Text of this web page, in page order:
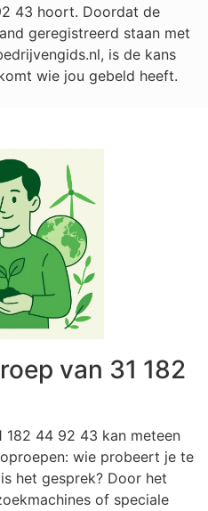
43 hoort. Doordat de
geregistreerd staan met
is de kans
wie jou gebeld heeft.
van 31 182
182 44 92 43 kan meteen
wie probeert je te
het gesprek? Door het
of speciale